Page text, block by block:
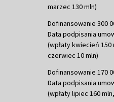
marzec 130 mln)
Dofinansowanie 300
Data podpisania
(wpłaty kwiecień 150
czerwiec 10 mln)
Dofinansowanie 170
Data podpisania
(wpłaty lipiec 160